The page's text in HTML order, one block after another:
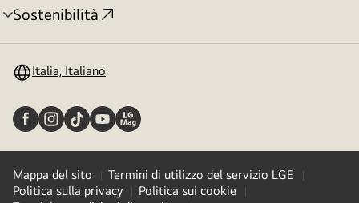
Sostenibilità
Attivazione
Italia, Italiano
Mappa del sito
Termini di utilizzo del servizio LGE
Politica sulla privacy
Politica sui cookie